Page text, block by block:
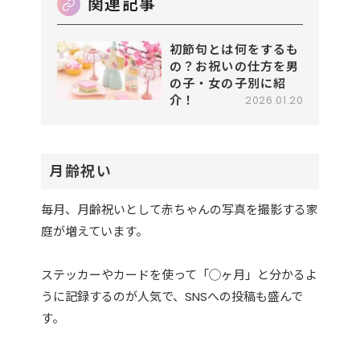
初節句とは何をするも
の？お祝いの仕方を男
の子・女の子別に紹
介！
2026.01.20
月齢祝い
毎月、月齢祝いとして赤ちゃんの写真を撮影する家
庭が増えています。
ステッカーやカードを使って「◯ヶ月」と分かるよ
うに記録するのが人気で、SNSへの投稿も盛んで
す。